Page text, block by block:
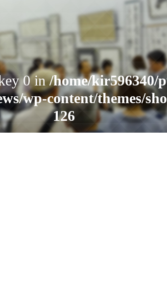
0 in/home/
wp-content/themes/
126
yomiuri-
らせ
会について
書法展
アーカイブ
ンショップ